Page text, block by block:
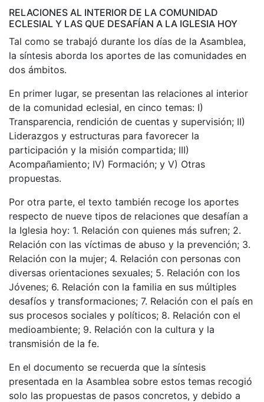
RELACIONES AL INTERIOR DE LA COMUNIDAD
ECLESIAL Y LAS QUE DESAFÍAN A LA IGLESIA HOY
Tal como se trabajó durante los días de la Asamblea,
la síntesis aborda los aportes de las comunidades en
dos ámbitos.
En primer lugar, se presentan las relaciones al interior
de la comunidad eclesial, en cinco temas: I)
Transparencia, rendición de cuentas y supervisión; II)
Liderazgos y estructuras para favorecer la
participación y la misión compartida; III)
Acompañamiento; IV) Formación; y V) Otras
propuestas.
Por otra parte, el texto también recoge los aportes
respecto de nueve tipos de relaciones que desafían a
la Iglesia hoy: 1. Relación con quienes más sufren; 2.
Relación con las víctimas de abuso y la prevención; 3.
Relación con la mujer; 4. Relación con personas con
diversas orientaciones sexuales; 5. Relación con los
Jóvenes; 6. Relación con la familia en sus múltiples
desafíos y transformaciones; 7. Relación con el país en
sus procesos sociales y políticos; 8. Relación con el
medioambiente; 9. Relación con la cultura y la
transmisión de la fe.
En el documento se recuerda que la síntesis
presentada en la Asamblea sobre estos temas recogió
solo las propuestas de pasos concretos, y debido a